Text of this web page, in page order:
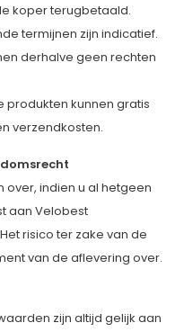
koper terugbetaald.
termijnen zijn indicatief.
derhalve geen rechten
produkten kunnen gratis
verzendkosten.
indien u al hetgeen
aan Velobest
risico ter zake van de
van de aflevering over.
zijn altijd gelijk aan